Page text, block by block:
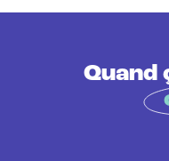
Quand